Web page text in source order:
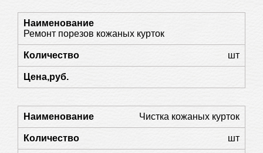
Ремонт порезов кожаных курток
шт
Чистка кожаных курток
шт